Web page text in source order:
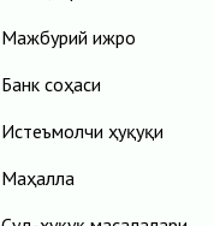
Мажбурий ижро
Банк соҳаси
Истеъмолчи ҳуқуқи
Маҳалла